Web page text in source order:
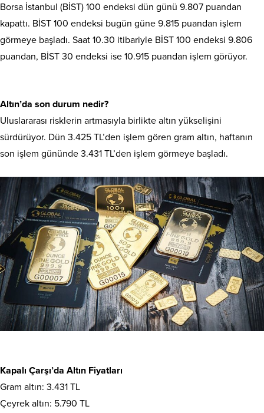
Borsa İstanbul (BİST) 100 endeksi dün günü 9.807 puandan
kapattı. BİST 100 endeksi bugün güne 9.815 puandan işlem
görmeye başladı. Saat 10.30 itibariyle BİST 100 endeksi 9.806
puandan, BİST 30 endeksi ise 10.915 puandan işlem görüyor.
Altın’da son durum nedir?
Uluslararası risklerin artmasıyla birlikte altın yükselişini
sürdürüyor. Dün 3.425 TL’den işlem gören gram altın, haftanın
son işlem gününde 3.431 TL’den işlem görmeye başladı.
Kapalı Çarşı’da Altın Fiyatları
Gram altın: 3.431 TL
Çeyrek altın: 5.790 TL